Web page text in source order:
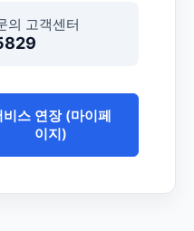
의 고객센터
비스 연장 (마이페
이지)